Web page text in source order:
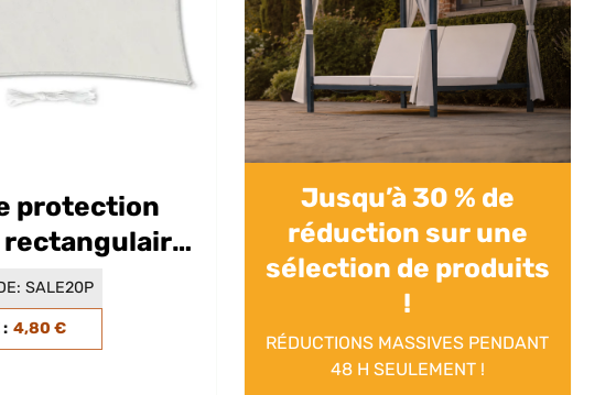
protection
rectangulaire
SALE20P
: 4,80 €
Jusqu’à 30 % de
réduction sur une
sélection de produits
!
RÉDUCTIONS MASSIVES PENDANT
48 H SEULEMENT !